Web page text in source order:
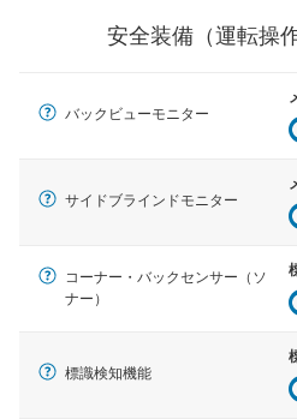
安全装備（運転操
バックビューモニター
サイドブラインドモニター
コーナー・バックセンサー（ソ
ナー）
標識検知機能